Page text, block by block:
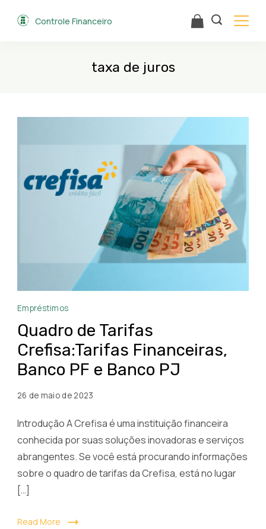
Controle Financeiro
taxa de juros
Quadro
tarifas
Crefisa
Empréstimos
Quadro de Tarifas
Crefisa:Tarifas Financeiras,
Banco PF e Banco PJ
26 de maio de 2023
Introdução A Crefisa é uma instituição financeira
conhecida por suas soluções inovadoras e serviços
abrangentes. Se você está procurando informações
sobre o quadro de tarifas da Crefisa, está no lugar
[…]
Read More